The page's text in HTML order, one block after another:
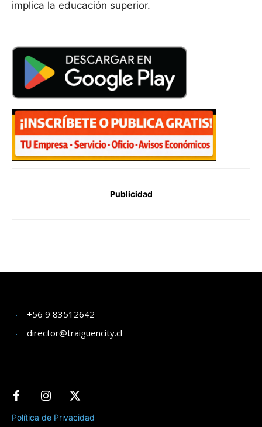
+56 9 83512642
director@traiguencity.cl
Política de Privacidad